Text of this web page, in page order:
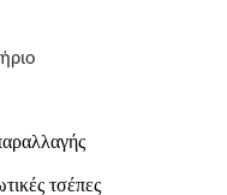
τσέπες